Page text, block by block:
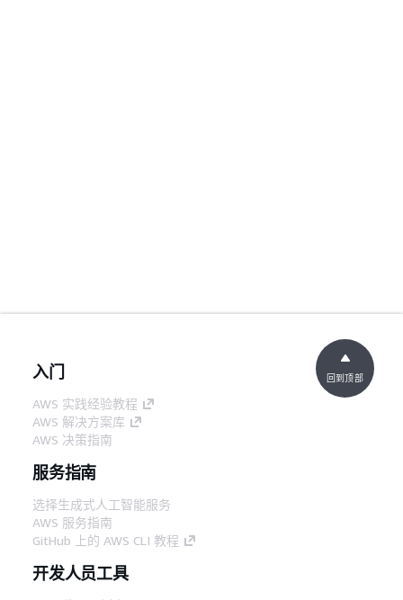
入门
AWS 实践经验教程
AWS 解决方案库
AWS 决策指南
服务指南
选择生成式人工智能服务
AWS 服务指南
GitHub 上的 AWS CLI 教程
开发人员工具
回到顶部